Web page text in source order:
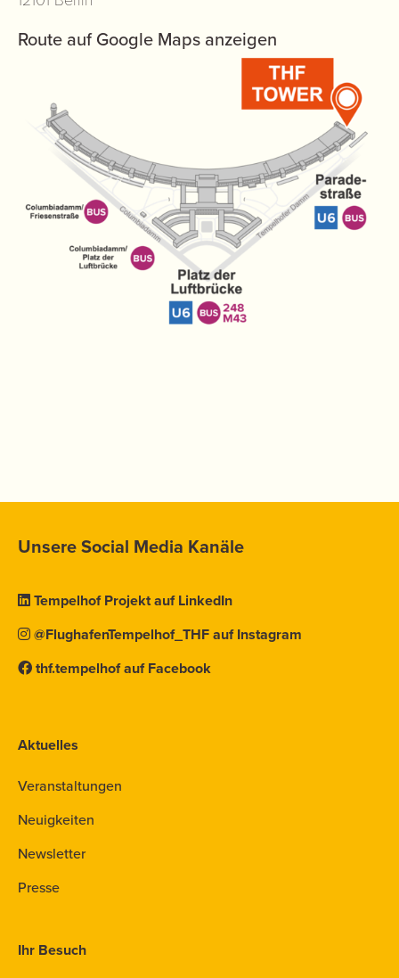
Route auf Google Maps anzeigen
Unsere Social Media Kanäle
Tempelhof Projekt auf LinkedIn
@FlughafenTempelhof_THF auf Instagram
thf.tempelhof auf Facebook
Aktuelles
Veranstaltungen
Neuigkeiten
Newsletter
Presse
Ihr Besuch